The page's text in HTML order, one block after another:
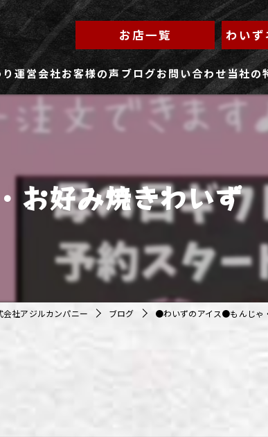
お店一覧 わい
り運営会社お客様の声 ブログお問い合わせ
求人フォーム
当社の
もん
焼き
鉄板
家族
好み焼きわいず
社アジルカンパニー ブログ ●わいずのアイス●もんじゃ